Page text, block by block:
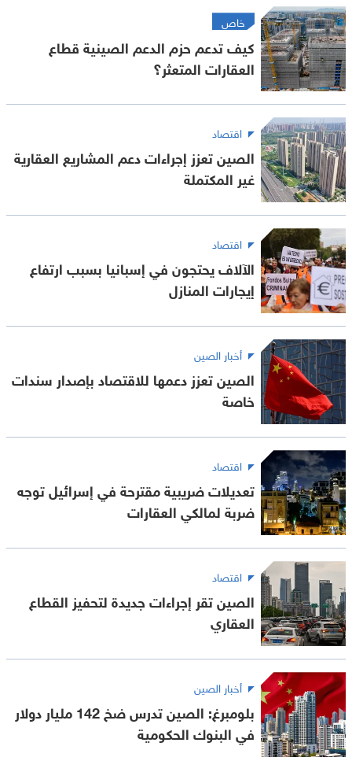
خاص
كيف تدعم حزم الدعم الصينية قطاع
العقارات المتعثر؟
اقتصاد
الصين تعزز إجراءات دعم المشاريع العقارية
غير المكتملة
اقتصاد
الآلاف يحتجون في إسبانيا بسبب ارتفاع
إيجارات المنازل
أخبار الصين
الصين تعزز دعمها للاقتصاد بإصدار سندات
خاصة
اقتصاد
تعديلات ضريبية مقترحة في إسرائيل توجه
ضربة لمالكي العقارات
اقتصاد
الصين تقر إجراءات جديدة لتحفيز القطاع
العقاري
أخبار الصين
بلومبرغ: الصين تدرس ضخ 142 مليار دولار
في البنوك الحكومية